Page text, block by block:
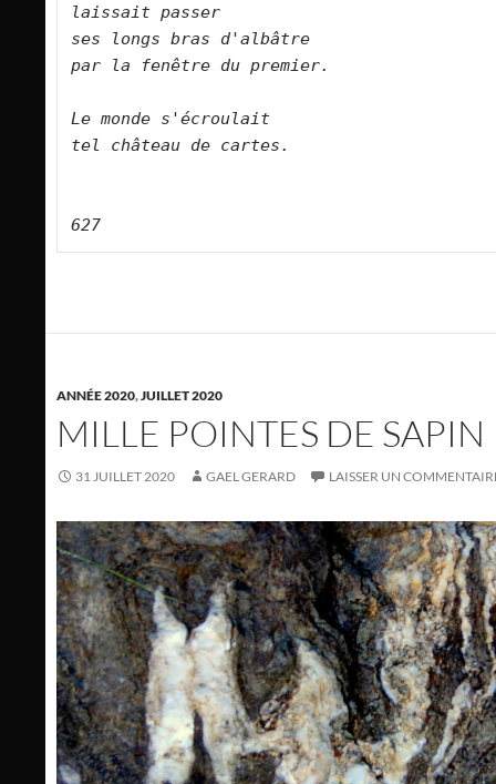
laissait passer
ses longs bras d'albâtre
par la fenêtre du premier.
Le monde s'écroulait
tel château de cartes.
627
ANNÉE 2020,JUILLET 2020
MILLE POINTES DE SAPIN
31 JUILLET 2020 GAEL GERARD LAISSER UN